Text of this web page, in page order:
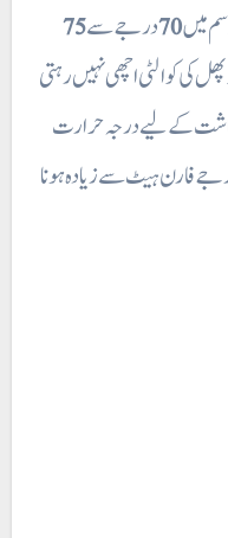
میں70درجے سے75
کی کوالٹی اچھی نہیں رہتی
کاشت کے لیے درجہ حرارت
فارن ہیٹ سے زیادہ ہونا